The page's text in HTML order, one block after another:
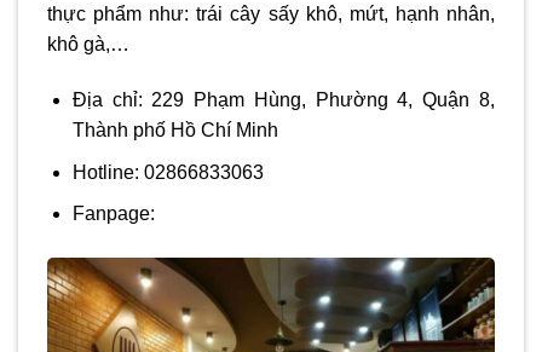
thực phẩm như: trái cây sấy khô, mứt, hạnh nhân,
khô gà,…
Địa chỉ: 229 Phạm Hùng, Phường 4, Quận 8,
Thành phố Hồ Chí Minh
Hotline: 02866833063
Fanpage: